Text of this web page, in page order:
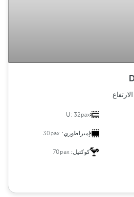
U: 32pax
إمبراطوري: 30pax
كوكتيل:70pax